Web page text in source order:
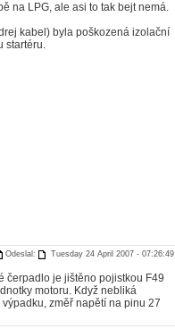
na LPG, ale asi to tak bejt nemá.
kabel) byla poškozená izolační
startéru.
Odeslal: Tuesday 24 April 2007 - 07:26:49
čerpadlo je jištěno pojistkou F49
motoru. Když nebliká
změř napětí na pinu 27